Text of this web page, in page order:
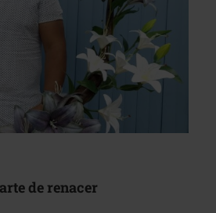
de renacer